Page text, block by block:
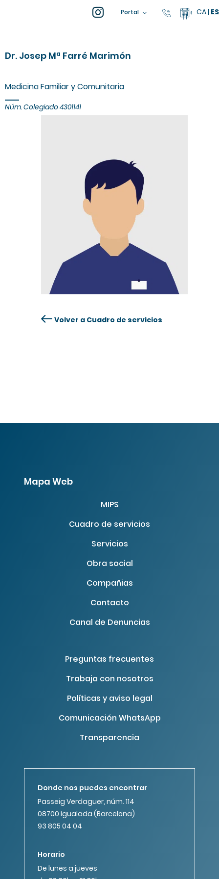
Portal 93 805 04
CA| ES
Dr. Josep Mª Farré Marimón
Medicina Familiar y Comunitaria
Núm. Colegiado 4301141
Volver a Cuadro de servicios
Mapa Web
MIPS
Cuadro de servicios
Servicios
Obra social
Compañias
Contacto
Canal de Denuncias
Preguntas frecuentes
Trabaja con nosotros
Políticas y aviso legal
Comunicación WhatsApp
Transparencia
Donde nos puedes encontrar
Passeig Verdaguer, núm. 114
08700 Igualada (Barcelona)
93 805 04 04
Horario
De lunes a jueves